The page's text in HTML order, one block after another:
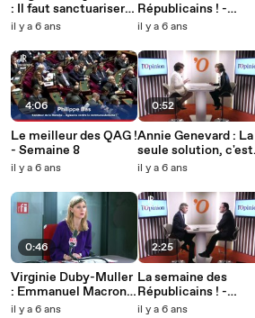
: Il faut sanctuariser
le budget de la PAC !
il y a 6 ans
4:06
Le meilleur des QAG !
- Semaine 8
il y a 6 ans
0:46
Virginie Duby-Muller
: Emmanuel Macron
fait des grands
il y a 6 ans
Républicains ! -
Semaine 8
il y a 6 ans
0:52
Annie Genevard : La
seule solution, c'est
une mesure d'âge.
il y a 6 ans
2:25
La semaine des
Républicains ! -
Semaine 7
il y a 6 ans